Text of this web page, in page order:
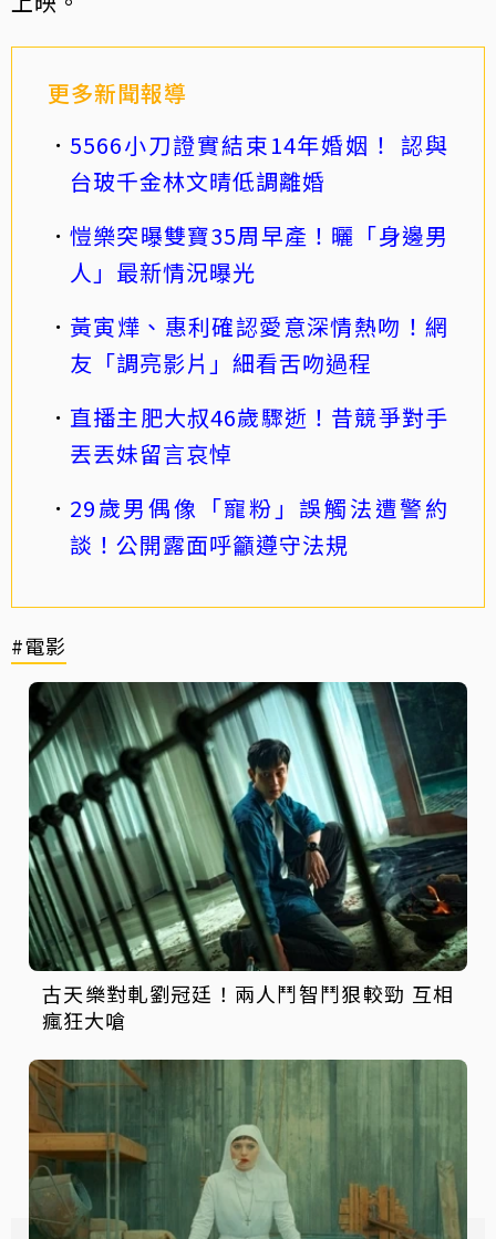
更多新聞報導
5566小刀證實結束14年婚姻！ 認與
台玻千金林文晴低調離婚
愷樂突曝雙寶35周早產！曬「身邊男
人」最新情況曝光
黃寅燁、惠利確認愛意深情熱吻！網
友「調亮影片」細看舌吻過程
直播主肥大叔46歲驟逝！昔競爭對手
丟丟妹留言哀悼
29歲男偶像「寵粉」誤觸法遭警約
談！公開露面呼籲遵守法規
#電影
古天樂對軋劉冠廷！兩人鬥智鬥狠較勁 互相
瘋狂大嗆